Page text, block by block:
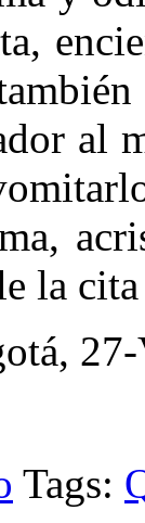
al
la
Tags: